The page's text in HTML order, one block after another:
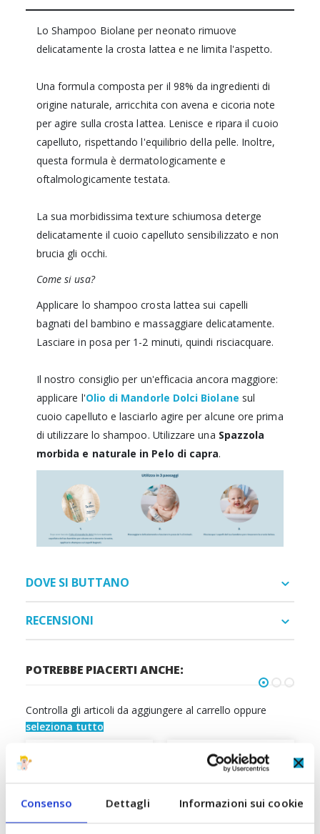
Consenso Dettagli Informazioni sui cookie
Lo Shampoo Biolane per neonato rimuove
delicatamente la crosta lattea e ne limita l'aspetto.
Una formula composta per il 98% da ingredienti di
origine naturale, arricchita con avena e cicoria note
per agire sulla crosta lattea. Lenisce e ripara il cuoio
capelluto, rispettando l'equilibrio della pelle. Inoltre,
questa formula è dermatologicamente e
oftalmologicamente testata.
La sua morbidissima texture schiumosa deterge
delicatamente il cuoio capelluto sensibilizzato e non
brucia gli occhi.
Come si usa?
Applicare lo shampoo crosta lattea sui capelli
bagnati del bambino e massaggiare delicatamente.
Lasciare in posa per 1-2 minuti, quindi risciacquare.
Il nostro consiglio per un'efficacia ancora maggiore:
applicare l'Olio di Mandorle Dolci Biolane sul
cuoio capelluto e lasciarlo agire per alcune ore prima
di utilizzare lo shampoo. Utilizzare una Spazzola
morbida e naturale in Pelo di capra.
DOVE SI BUTTANO
RECENSIONI
POTREBBE PIACERTI ANCHE:
Controlla gli articoli da aggiungere al carrello oppure
seleziona tutto